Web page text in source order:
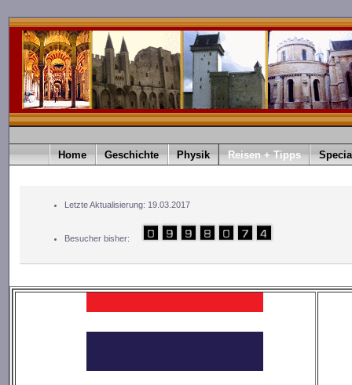
Home Geschichte Physik Reisen + Tipps
Letzte Aktualisierung: 19.03.2017
Besucher bisher: